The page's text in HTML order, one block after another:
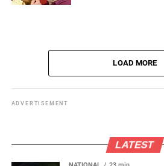
LOAD MORE
ADVERTISEMENT
LATEST